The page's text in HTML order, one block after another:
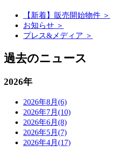
【新着】販売開始物件 ＞
お知らせ ＞
プレス&メディア ＞
過去のニュース
2026年
2026年8月(6)
2026年7月(10)
2026年6月(8)
2026年5月(7)
2026年4月(17)